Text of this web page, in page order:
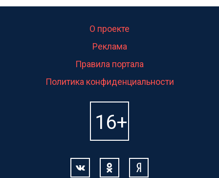
О проекте
Реклама
Правила портала
Политика конфиденциальности